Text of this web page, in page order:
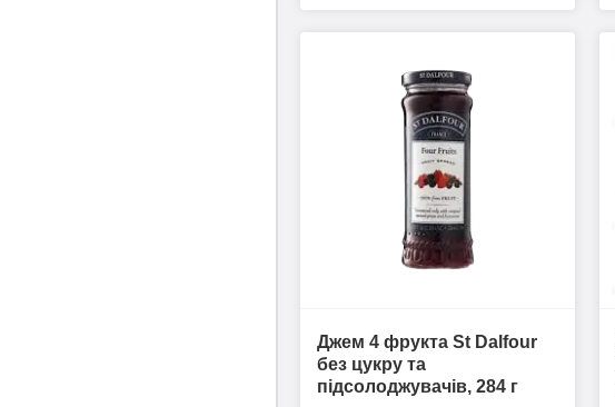
Джем 4 фрукта St Dalfour
без цукру та
підсолоджувачів, 284 г